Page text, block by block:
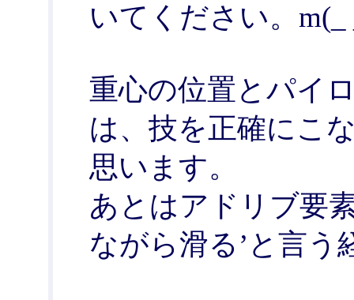
いてください。m(_
重心の位置とパイ
は、技を正確にこ
思います。
あとはアドリブ要
ながら滑る’と言う